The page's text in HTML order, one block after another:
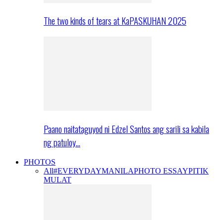
The two kinds of tears at KaPASKUHAN 2025
Paano naitataguyod ni Edzel Santos ang sarili sa kabila
ng patuloy…
PHOTOS
All#EVERYDAYMANILAPHOTO ESSAYPITIK
MULAT